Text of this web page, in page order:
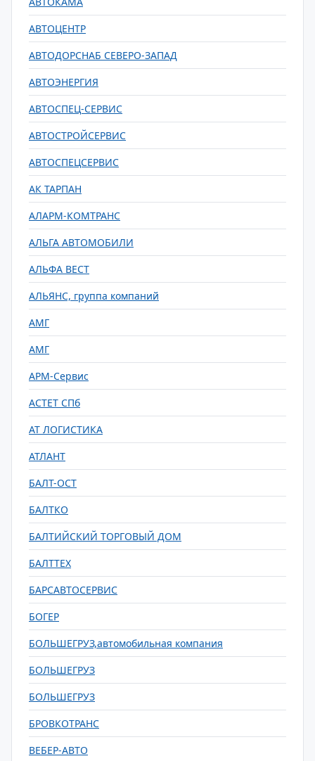
АВТОЦЕНТР
АВТОДОРСНАБ СЕВЕРО-ЗАПАД
АВТОЭНЕРГИЯ
АВТОСПЕЦ-СЕРВИС
АВТОСТРОЙСЕРВИС
АВТОСПЕЦСЕРВИС
АК ТАРПАН
АЛАРМ-КОМТРАНС
АЛЬГА АВТОМОБИЛИ
АЛЬФА ВЕСТ
АЛЬЯНС, группа компаний
АМГ
АМГ
АРМ-Сервис
АСТЕТ СПб
АТ ЛОГИСТИКА
АТЛАНТ
БАЛТ-ОСТ
БАЛТКО
БАЛТИЙСКИЙ ТОРГОВЫЙ ДОМ
БАЛТТЕХ
БАРСАВТОСЕРВИС
БОГЕР
БОЛЬШЕГРУЗ,автомобильная компания
БОЛЬШЕГРУЗ
БОЛЬШЕГРУЗ
БРОВКОТРАНС
ВЕБЕР-АВТО